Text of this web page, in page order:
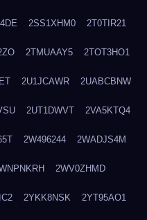
2SS1XHM0 2T0TIR21
2TMUAAY5 2TOT3HO1
2U1JCAWR 2UABCBNW
2UT1DWVT 2VA5KTQ4
2W496244 2WADJS4M
2WV0ZHMD
2YKK8NSK 2YT95AO1